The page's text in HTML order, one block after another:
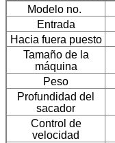
Modelo no.
Entrada
Hacia fuera puesto
Tamaño de la
máquina
Peso
Profundidad del
sacador
Control de
velocidad